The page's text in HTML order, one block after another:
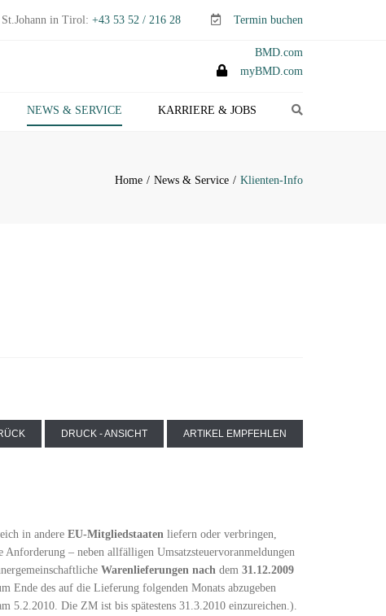
St.Johann in Tirol: +43 53 52 / 216 28 Termin buchen
BMD.com
myBMD.com
NEWS & SERVICE KARRIERE & JOBS
Home News & Service Klienten-Info
DRUCK - ANSICHT ARTIKEL EMPFEHLEN
in andere EU-Mitgliedstaaten liefern oder verbringen,
– neben allfälligen Umsatzsteuervoranmeldungen
Warenlieferungen nach dem 31.12.2009
Ende des auf die Lieferung folgenden Monats abzugeben
5.2.2010. Die ZM ist bis spätestens 31.3.2010 einzureichen.).